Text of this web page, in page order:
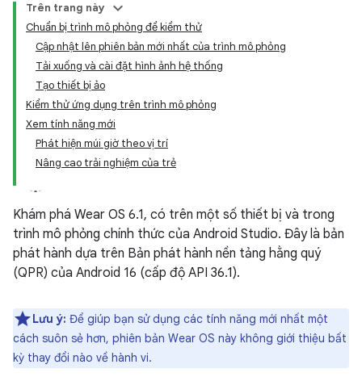
Trên trang này
Chuẩn bị trình mô phỏng để kiểm thử
Cập nhật lên phiên bản mới nhất của trình mô phỏng
Tải xuống và cài đặt hình ảnh hệ thống
Tạo thiết bị ảo
Kiểm thử ứng dụng trên trình mô phỏng
Xem tính năng mới
Phát hiện múi giờ theo vị trí
Nâng cao trải nghiệm của trẻ
Khám phá Wear OS 6.1, có trên một số thiết bị và trong
trình mô phỏng chính thức của Android Studio. Đây là bản
phát hành dựa trên Bản phát hành nền tảng hằng quý
(QPR) của Android 16 (cấp độ API 36.1).
Lưu ý: Để giúp bạn sử dụng các tính năng mới nhất một
cách suôn sẻ hơn, phiên bản Wear OS này không giới thiệu bất
kỳ thay đổi nào về hành vi.